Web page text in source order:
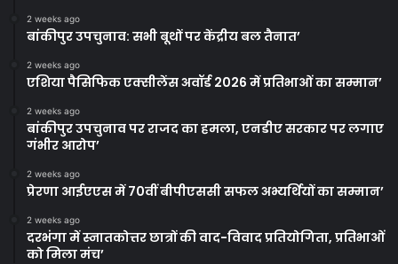
2 weeks ago
बांकीपुर उपचुनाव: सभी बूथों पर केंद्रीय बल तैनात’
2 weeks ago
एशिया पैसिफिक एक्सीलेंस अवॉर्ड 2026 में प्रतिभाओं का सम्मान’
2 weeks ago
बांकीपुर उपचुनाव पर राजद का हमला, एनडीए सरकार पर लगाए
गंभीर आरोप’
2 weeks ago
प्रेरणा आईएएस में 70वीं बीपीएससी सफल अभ्यर्थियों का सम्मान’
2 weeks ago
दरभंगा में स्नातकोत्तर छात्रों की वाद-विवाद प्रतियोगिता, प्रतिभाओं
को मिला मंच’